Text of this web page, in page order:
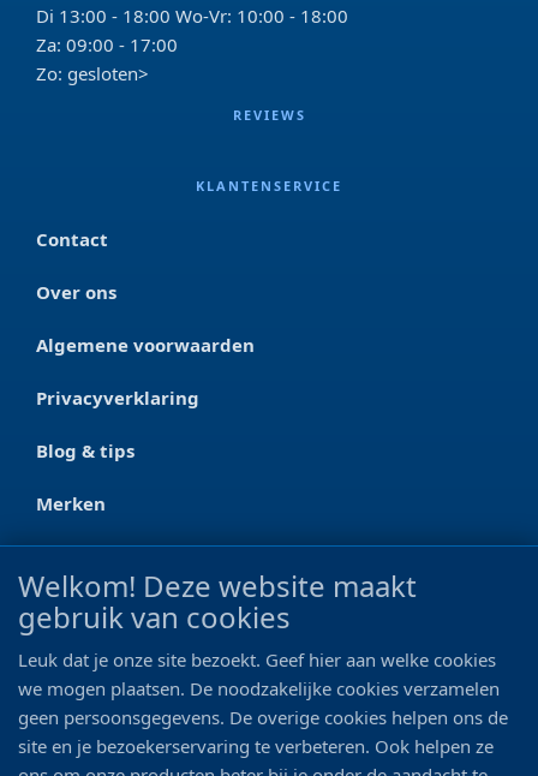
Di 13:00 - 18:00 Wo-Vr: 10:00 - 18:00
Za: 09:00 - 17:00
Zo: gesloten>
REVIEWS
KLANTENSERVICE
Contact
Over ons
Algemene voorwaarden
Privacyverklaring
Blog & tips
Merken
CONTACT
Ootmarsumseweg 125a
0546 - 622 990
06 - 11 19 81 42
Welkom! Deze website maakt
gebruik van cookies
Leuk dat je onze site bezoekt. Geef hier aan welke cookies
we mogen plaatsen. De noodzakelijke cookies verzamelen
geen persoonsgegevens. De overige cookies helpen ons de
site en je bezoekerservaring te verbeteren. Ook helpen ze